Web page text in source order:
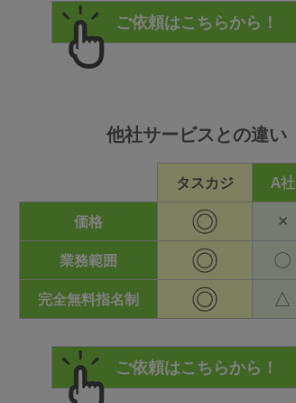
他社サービスとの違い
タスカジ A社
価格
◎ ×
業務範囲 ◎ 〇
完全無料指名制 ◎ △